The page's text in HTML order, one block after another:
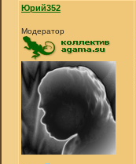
Юрий352
Модератор